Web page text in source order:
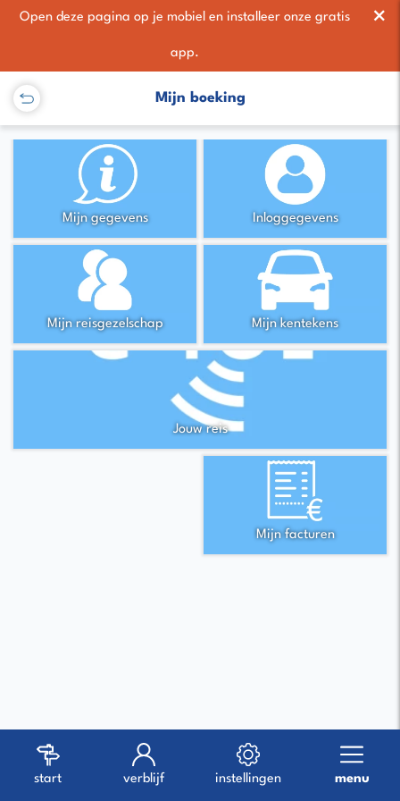
Open deze pagina op je mobiel en installeer onze gratis
app.
×
Mijn boeking
Mijn gegevens Inloggegevens
Mijn reisgezelschap Mijn kentekens
Jouw reis
Mijn facturen
start verblijf instellingen menu